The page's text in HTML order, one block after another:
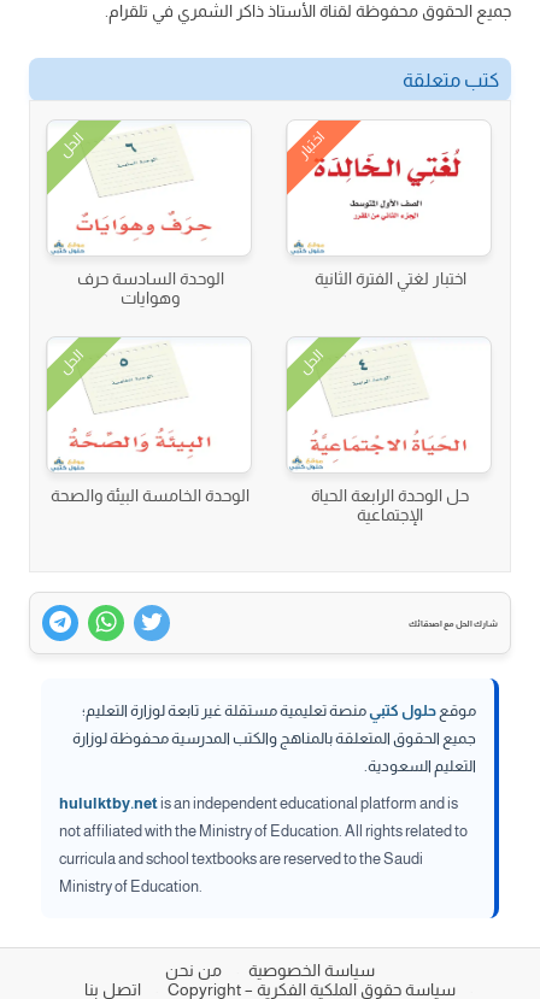
جميع الحقوق محفوظة لقناة الأستاذ ذاكر الشمري في تلقرام.
كتب متعلقة
اختبار
اختبار لغتي الفترة الثانية
الحل
الوحدة السادسة حرف
وهوايات
الحل
حل الوحدة الرابعة الحياة
الإجتماعية
الحل
الوحدة الخامسة البيئة والصحة
شارك الحل مع اصدقائك
موقع حلول كتبيمنصة تعليمية مستقلة غير تابعة لوزارة التعليم؛
جميع الحقوق المتعلقة بالمناهج والكتب المدرسية محفوظة لوزارة
التعليم السعودية.
hululktby.netis an independent educational platform and is
not affiliated with the Ministry of Education. All rights related to
curricula and school textbooks are reserved to the Saudi
Ministry of Education.
سياسة الخصوصية
من نحن
سياسة حقوق الملكية الفكرية – Copyright
اتصل بنا